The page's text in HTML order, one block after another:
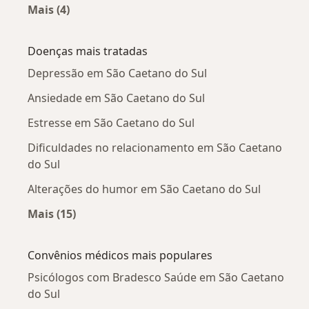
Mais (4)
Doenças mais tratadas
Depressão em São Caetano do Sul
Ansiedade em São Caetano do Sul
Estresse em São Caetano do Sul
Dificuldades no relacionamento em São Caetano
do Sul
Alterações do humor em São Caetano do Sul
Mais (15)
Convênios médicos mais populares
Psicólogos com Bradesco Saúde em São Caetano
do Sul